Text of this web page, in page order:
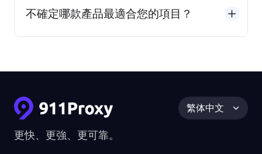
不確定哪款產品最適合您的項目？
更快、更強、更可靠。
繁体中文